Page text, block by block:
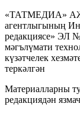
«ТАТМЕДИА» АҖ
агентлыгының
редакциясе» ЭЛ
мәгълүмати
күзәтчелек
теркәлгән
Материалларны
редакциядән